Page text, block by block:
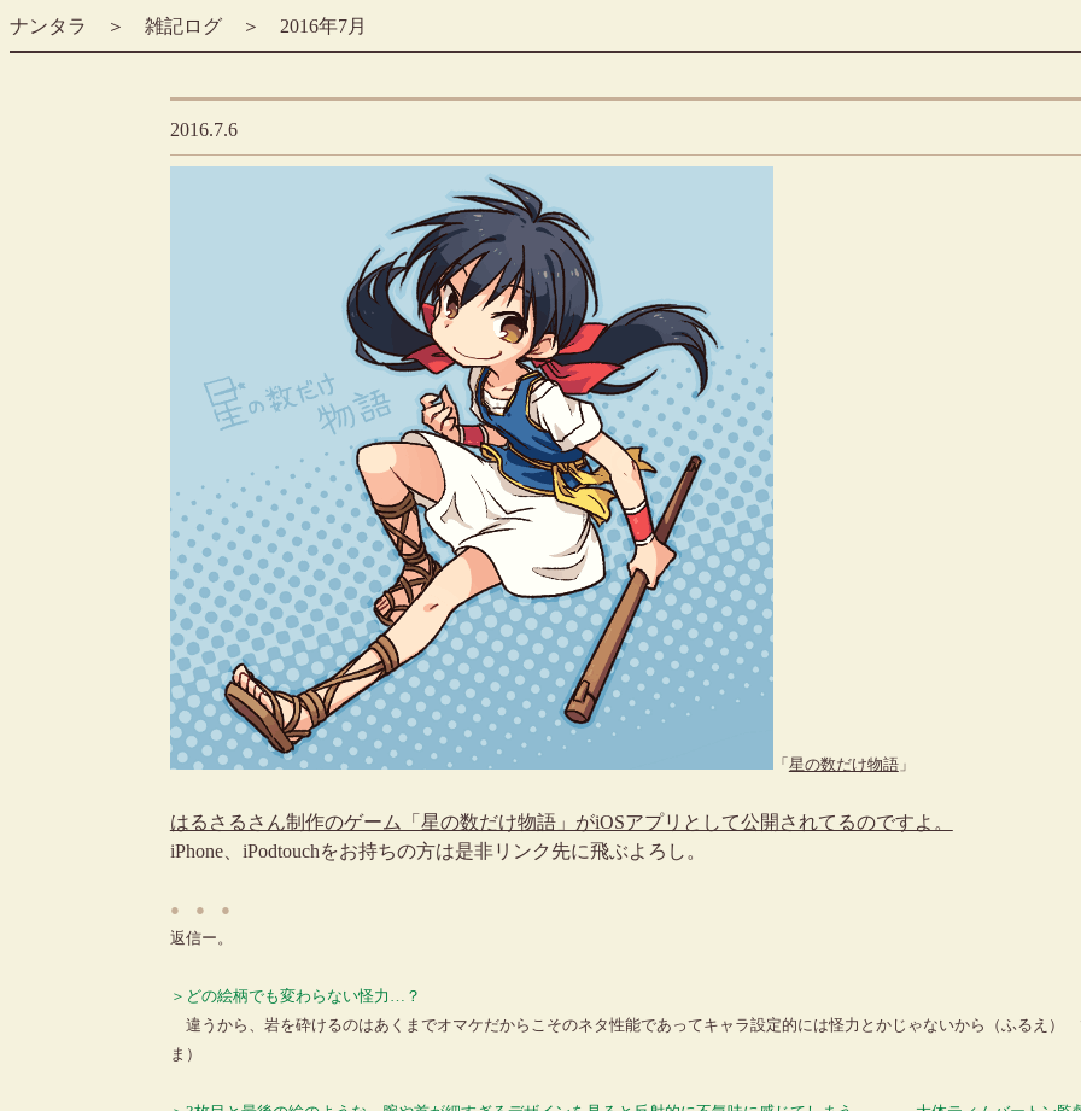
ナンタラ ＞ 雑記ログ ＞ 2016年7月
2016.7.6
「 星の数だけ物語」
はるさるさん制作のゲーム「星の数だけ物語」がiOSアプリとして公開されてるのですよ。
iPhone、iPodtouchをお持ちの方は是非リンク先に飛ぶよろし。
● ● ●
返信ー。
＞どの絵柄でも変わらない怪力…？
違うから、岩を砕けるのはあくまでオマケだからこそのネタ性能であってキャラ設定的には怪力とかじゃないから（ふるえ）
ま）